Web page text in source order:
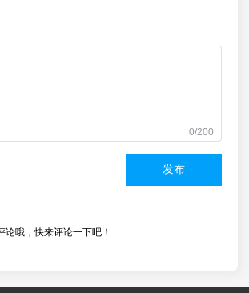
0/200
发布
论哦，快来评论一下吧！